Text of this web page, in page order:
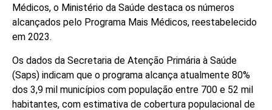
Médicos, o Ministério da Saúde destaca os números
alcançados pelo Programa Mais Médicos, reestabelecido
em 2023.
Os dados da Secretaria de Atenção Primária à Saúde
(Saps) indicam que o programa alcança atualmente 80%
dos 3,9 mil municípios com população entre 700 e 52 mil
habitantes, com estimativa de cobertura populacional de